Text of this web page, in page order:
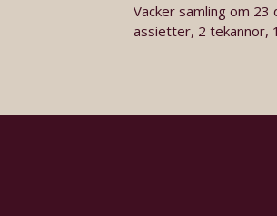
Vacker samling om
assietter, 2 tekannor,